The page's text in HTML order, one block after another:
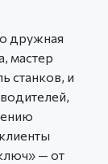
дружная
мастер
станков, и
— от